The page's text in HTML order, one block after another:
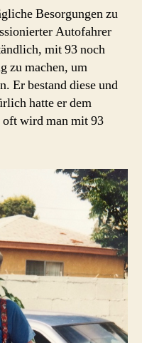
Besorgungen zu
Autofahrer
mit 93 noch
zu machen, um
Er bestand diese und
hatte er dem
oft wird man mit 93